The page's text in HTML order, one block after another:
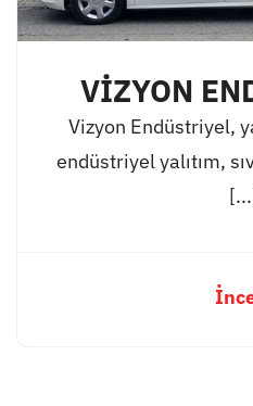
VİZYON
Vizyon Endüstriyel,
endüstriyel yalıtım,